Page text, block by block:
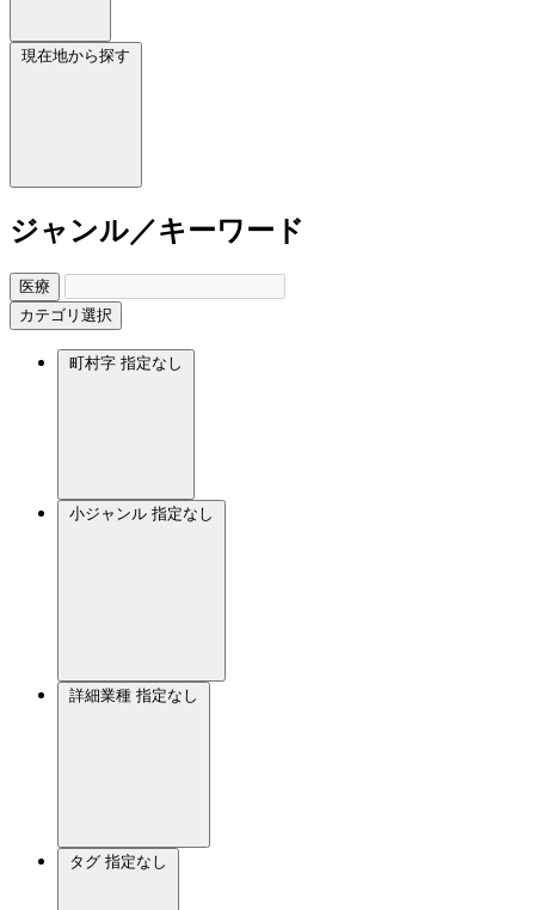
現在地から探す
ジャンル／キーワード
医療
カテゴリ選択
町村字 指定なし
小ジャンル 指定なし
詳細業種 指定なし
タグ 指定なし